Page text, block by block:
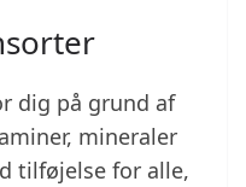
dig på grund af
mineraler
tilføjelse for alle,